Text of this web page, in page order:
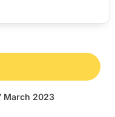
March 2023